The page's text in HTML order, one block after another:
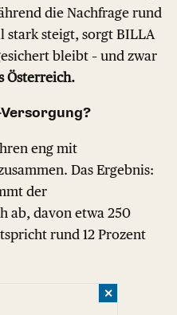
die Nachfrage rund
steigt, sorgt BILLA
bleibt – und zwar
Österreich.
eng mit
Das Ergebnis:
der
ab, davon etwa 250
rund 12 Prozent
✕